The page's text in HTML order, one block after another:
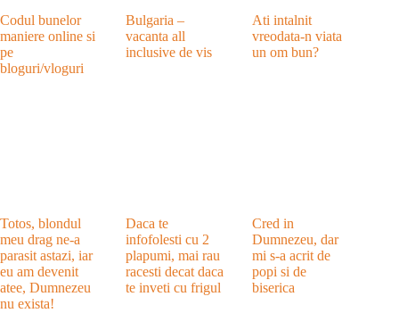
Codul bunelor
maniere online si
pe
bloguri/vloguri
Bulgaria –
vacanta all
inclusive de vis
Ati intalnit
vreodata-n viata
un om bun?
Totos, blondul
meu drag ne-a
parasit astazi, iar
eu am devenit
atee, Dumnezeu
nu exista!
Daca te
infofolesti cu 2
plapumi, mai rau
racesti decat daca
te inveti cu frigul
Cred in
Dumnezeu, dar
mi s-a acrit de
popi si de
biserica